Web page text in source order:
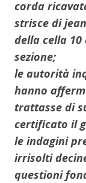
corda
strisce di
della cella 10
sezione;
le autorità
hanno
trattasse di
certificato il
le indagini
irrisolti
questioni